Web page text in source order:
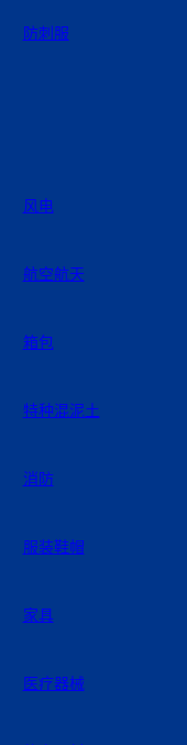
防刺服
风电
航空航天
箱包
特种混泥土
消防
服装鞋帽
家具
医疗器械
群体中综合考察、择
培训班的中层干部，
，课程内容经过精心设
思维、实践技能、法
间内夯实基础、拓展
充分准备，为公司可持